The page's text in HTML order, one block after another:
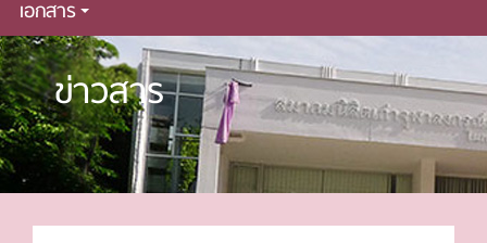
เอกสาร
ข่าวสาร